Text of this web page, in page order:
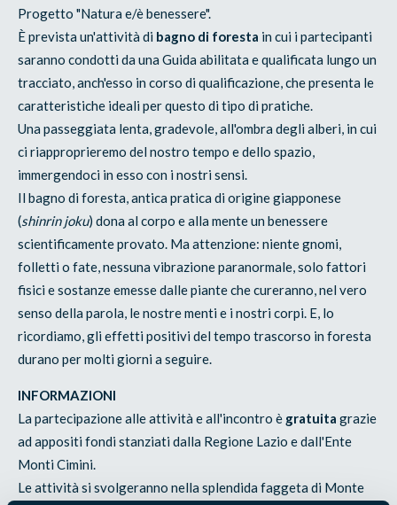
Progetto "Natura e/è benessere".
È prevista un'attività di bagno di foresta in cui i partecipanti
saranno condotti da una Guida abilitata e qualificata lungo un
tracciato, anch'esso in corso di qualificazione, che presenta le
caratteristiche ideali per questo di tipo di pratiche.
Una passeggiata lenta, gradevole, all'ombra degli alberi, in cui
ci riapproprieremo del nostro tempo e dello spazio,
immergendoci in esso con i nostri sensi.
Il bagno di foresta, antica pratica di origine giapponese
(shinrin joku) dona al corpo e alla mente un benessere
scientificamente provato. Ma attenzione: niente gnomi,
folletti o fate, nessuna vibrazione paranormale, solo fattori
fisici e sostanze emesse dalle piante che cureranno, nel vero
senso della parola, le nostre menti e i nostri corpi. E, lo
ricordiamo, gli effetti positivi del tempo trascorso in foresta
durano per molti giorni a seguire.
INFORMAZIONI
La partecipazione alle attività e all'incontro è gratuita grazie
ad appositi fondi stanziati dalla Regione Lazio e dall'Ente
Monti Cimini.
Le attività si svolgeranno nella splendida faggeta di Monte